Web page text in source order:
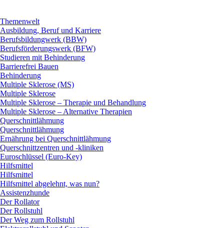
Themenwelt
Ausbildung, Beruf und Karriere
Berufsbildungwerk (BBW)
Berufsförderungswerk (BFW)
Studieren mit Behinderung
Barrierefrei Bauen
Behinderung
Multiple Sklerose (MS)
Multiple Sklerose
Multiple Sklerose – Therapie und Behandlung
Multiple Sklerose – Alternative Therapien
Querschnittlähmung
Querschnittlähmung
Ernährung bei Querschnittlähmung
Querschnittzentren und -kliniken
Euroschlüssel (Euro-Key)
Hilfsmittel
Hilfsmittel
Hilfsmittel abgelehnt, was nun?
Assistenzhunde
Der Rollator
Der Rollstuhl
Der Weg zum Rollstuhl